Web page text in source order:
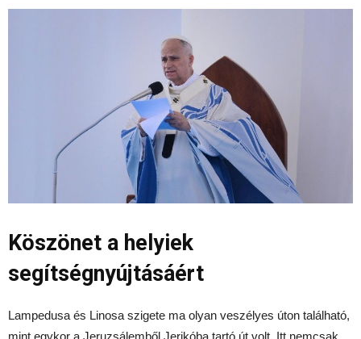
Köszönet a helyiek
segítségnyújtásáért
Lampedusa és Linosa szigete ma olyan veszélyes úton található,
mint egykor a Jeruzsálemből Jerikóba tartó út volt. Itt nemcsak